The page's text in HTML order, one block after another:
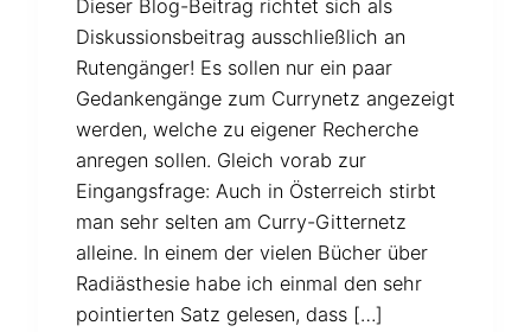
Dieser Blog-Beitrag richtet sich als
Diskussionsbeitrag ausschließlich an
Rutengänger! Es sollen nur ein paar
Gedankengänge zum Currynetz angezeigt
werden, welche zu eigener Recherche
anregen sollen. Gleich vorab zur
Eingangsfrage: Auch in Österreich stirbt
man sehr selten am Curry-Gitternetz
alleine. In einem der vielen Bücher über
Radiästhesie habe ich einmal den sehr
pointierten Satz gelesen, dass […]